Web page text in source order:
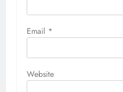
Email *
Website